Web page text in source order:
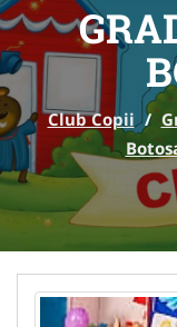
Club Copii /